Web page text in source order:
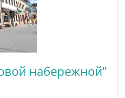
набережной"